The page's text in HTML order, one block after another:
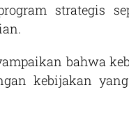
strategis
bahwa
kebijakan